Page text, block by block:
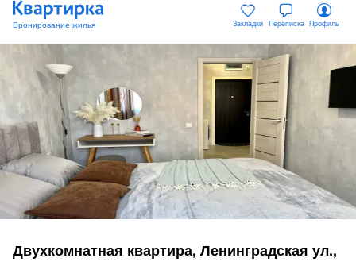
Закладки Переписка Профиль
Двухкомнатная квартира, Ленинградская ул.,